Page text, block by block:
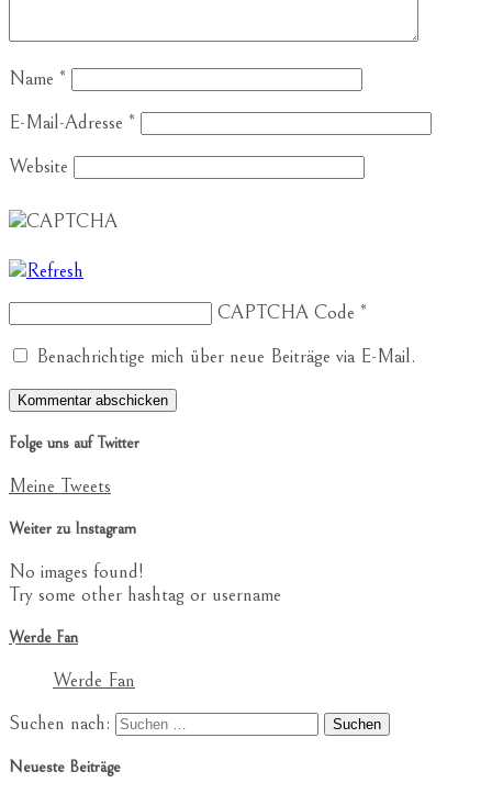
Name *
E-Mail-Adresse *
Website
CAPTCHA Code *
Benachrichtige mich über neue Beiträge via E-Mail.
Folge uns auf Twitter
Meine Tweets
Weiter zu Instagram
No images found!
Try some other hashtag or username
Werde Fan
Werde Fan
Suchen nach:
Neueste Beiträge